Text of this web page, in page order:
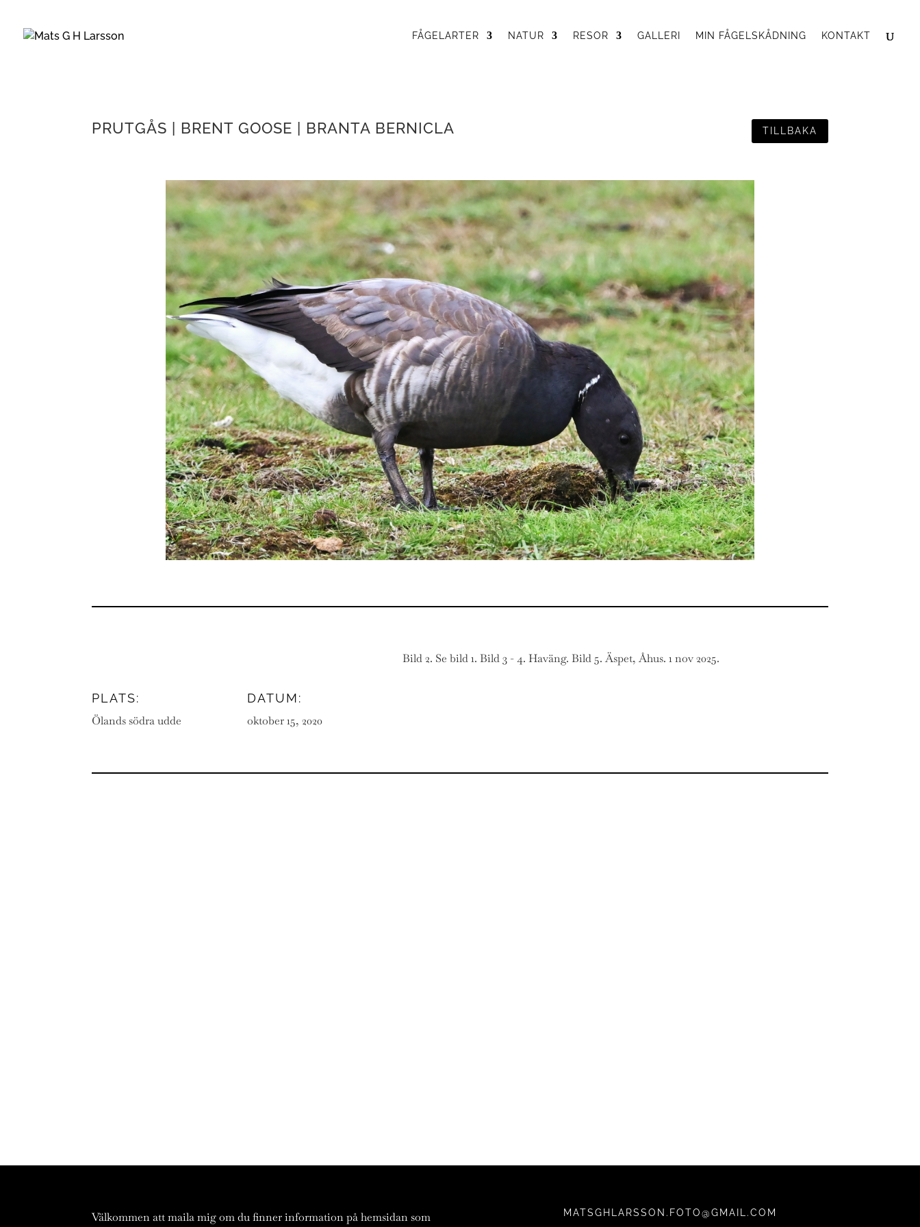
FÅGELARTER NATUR RESOR GALLERI MIN FÅGELSKÅDNING KONTAKT
PRUTGÅS | BRENT GOOSE | BRANTA BERNICLA TILLBAKA
PLATS:
Ölands södra udde
DATUM:
oktober 15, 2020
Bild 2. Se bild 1. Bild 3 - 4. Haväng. Bild 5. Äspet, Åhus. 1 nov 2025.
Välkommen att maila mig om du finner information på hemsidan som MATSGHLARSSON.FOTO@GMAIL.COM